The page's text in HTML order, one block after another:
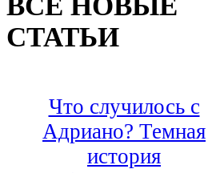
СТАТЬИ
Что случилось с
Адриано? Темная
история